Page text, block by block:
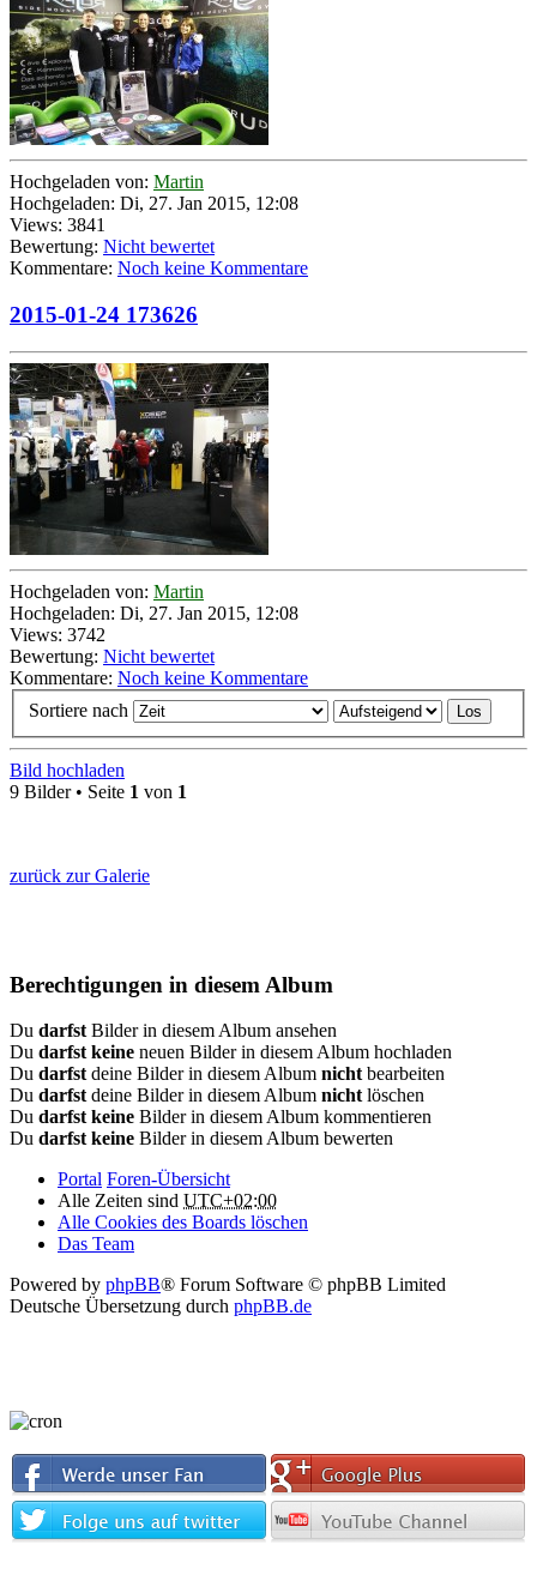
Hochgeladen von: Martin
Hochgeladen: Di, 27. Jan 2015, 12:08
Views: 3841
Bewertung: Nicht bewertet
Kommentare: Noch keine Kommentare
2015-01-24 173626
Hochgeladen von: Martin
Hochgeladen: Di, 27. Jan 2015, 12:08
Views: 3742
Bewertung: Nicht bewertet
Kommentare: Noch keine Kommentare
Sortiere nach
Bild hochladen
9 Bilder • Seite 1 von 1
zurück zur Galerie
Berechtigungen in diesem Album
Du darfst Bilder in diesem Album ansehen
Du darfst keine neuen Bilder in diesem Album hochladen
Du darfst deine Bilder in diesem Album nicht bearbeiten
Du darfst deine Bilder in diesem Album nicht löschen
Du darfst keine Bilder in diesem Album kommentieren
Du darfst keine Bilder in diesem Album bewerten
Portal Foren-Übersicht
Alle Zeiten sind UTC+02:00
Alle Cookies des Boards löschen
Das Team
Powered by phpBB® Forum Software © phpBB Limited
Deutsche Übersetzung durch phpBB.de